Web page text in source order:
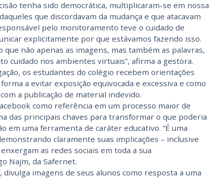
tenha sido democrática, multiplicaram-se em nossa
que discordavam da mudança e que atacavam
pelo monitoramento teve o cuidado de
explicitamente por que estávamos fazendo isso.
que não apenas as imagens, mas também as palavras,
cuidado nos ambientes virtuais”, afirma a gestora.
os estudantes do colégio recebem orientações
a evitar exposição equivocada e excessiva e como
a publicação de material indevido.
como referência em um processo maior de
das principais chaves para transformar o que poderia
em uma ferramenta de caráter educativo. “É uma
claramente suas implicações – inclusive
as redes sociais em toda a sua
Najm, da Safernet.
divulga imagens de seus alunos como resposta a uma